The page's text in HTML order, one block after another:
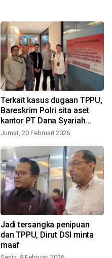
Terkait kasus dugaan TPPU,
Bareskrim Polri sita aset
kantor PT Dana Syariah
Indonesia
Jumat, 20 Februari 2026
Jadi tersangka penipuan
dan TPPU, Dirut DSI minta
maaf